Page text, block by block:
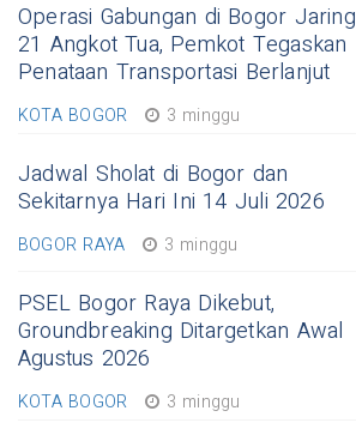
Operasi Gabungan di Bogor Jaring
21 Angkot Tua, Pemkot Tegaskan
Penataan Transportasi Berlanjut
KOTA BOGOR 3 minggu
Jadwal Sholat di Bogor dan
Sekitarnya Hari Ini 14 Juli 2026
BOGOR RAYA 3 minggu
PSEL Bogor Raya Dikebut,
Groundbreaking Ditargetkan Awal
Agustus 2026
KOTA BOGOR 3 minggu